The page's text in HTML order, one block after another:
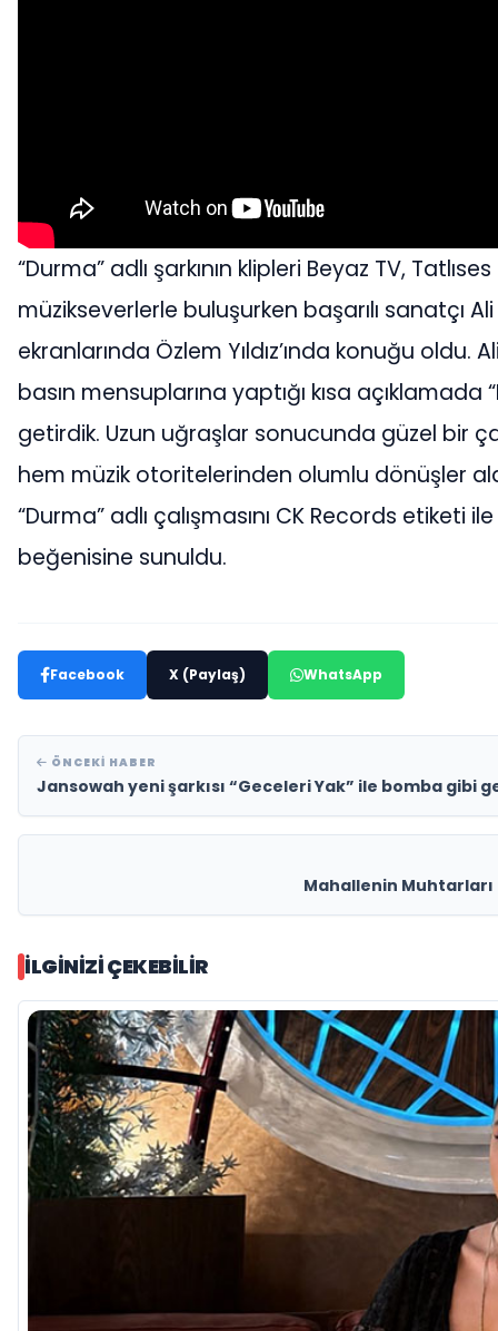
“Durma” adlı şarkının klipleri Beyaz TV,
müzikseverlerle buluşurken başarılı sanatçı
ekranlarında Özlem Yıldız’ında konuğu oldu.
basın mensuplarına yaptığı kısa
getirdik. Uzun uğraşlar sonucunda güzel bir
hem müzik otoritelerinden olumlu dönüşler
“Durma” adlı çalışmasını CK Records
beğenisine sunuldu.
Facebook X (Paylaş) WhatsApp
ÖNCEKI HABER
Jansowah yeni şarkısı “Geceleri Yak” ile bomba gibi
Mahallenin
İLGINIZI ÇEKEBILIR